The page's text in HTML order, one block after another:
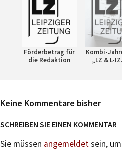
Förderbetrag für
die Redaktion
Kombi-
„LZ & L-
Keine Kommentare bisher
SCHREIBEN SIE EINEN KOMMENTAR
Sie müssen angemeldetsein,